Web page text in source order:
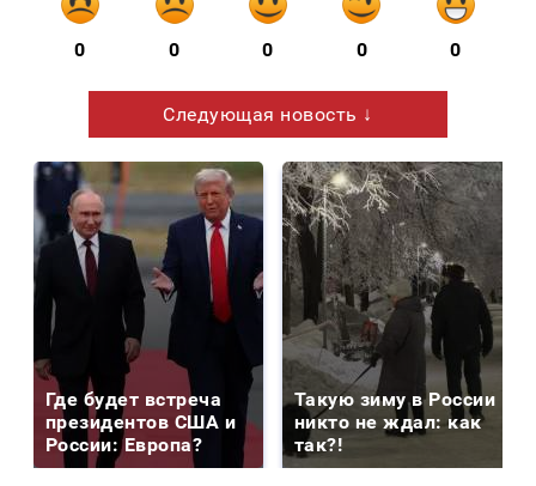
0 0 0 0 0
Следующая новость ↓
Где будет встреча
президентов США и
России: Европа?
Такую зиму в России
никто не ждал: как
так?!